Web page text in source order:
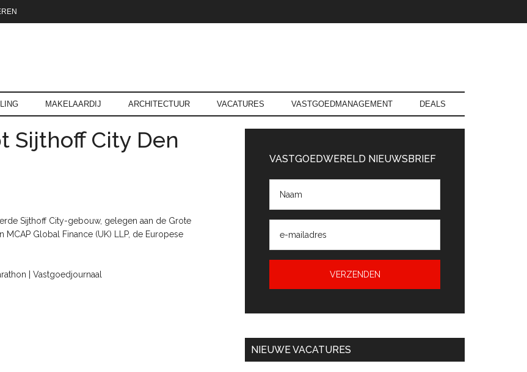
MAKELAARDIJ ARCHITECTUUR VACATURES VASTGOEDMANAGEMENT DEALS
Sijthoff City Den
Sijthoff City-gebouw, gelegen aan de Grote
Global Finance (UK) LLP, de Europese
| Vastgoedjournaal
Sidebar
VASTGOEDWERELD NIEUWSBRIEF
NIEUWE VACATURES